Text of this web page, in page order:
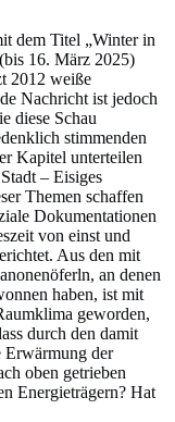
dem Titel „Winter in
16. März 2025)
2012 weiße
Nachricht ist jedoch
diese Schau
stimmenden
Kapitel unterteilen
– Eisiges
Themen schaffen
Dokumentationen
von einst und
Aus den mit
an denen
haben, ist mit
geworden,
durch den damit
Erwärmung der
oben getrieben
Energieträgern? Hat